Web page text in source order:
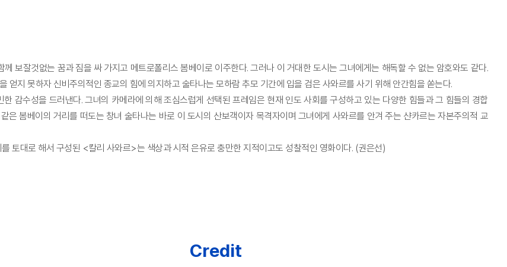
보잘것없는 꿈과 짐을 싸 가지고 메트로폴리스 봄베이로 이주한다. 그러나 이 거대한 도시는 그녀에게는 해독할 수 없는 암호와도 같다.
얻지 못하자 신비주의적인 종교의 힘에 의지하고 술타나는 모하람 추모 기간에 입을 검은 사와르를 사기 위해 안간힘을 쏟는다.
감수성을 드러낸다. 그녀의 카메라에 의해 조심스럽게 선택된 프레임은 현재 인도 사회를 구성하고 있는 다양한 힘들과 그 힘들의 경합
은 봄베이의 거리를 떠도는 창녀 술타나는 바로 이 도시의 산보객이자 목격자이며 그녀에게 사와르를 안겨 주는 샨카르는 자본주의적 교
토대로 해서 구성된 <칼리 사와르>는 색상과 시적 은유로 충만한 지적이고도 성찰적인 영화이다. (권은선)
Credit